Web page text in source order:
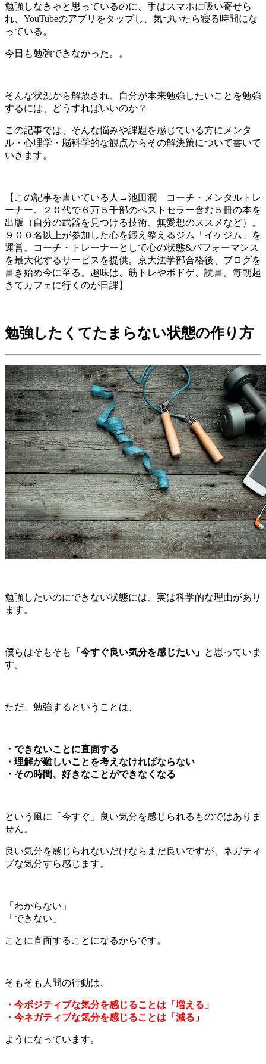
勉強しなきゃと思っているのに、手はスマホに吸い寄せら
れ、YouTubeのアプリをタップし、気づいたら寝る時間にな
っている。
今日も勉強できなかった。。
そんな状況から解放され、自分が本来勉強したいことを勉強
するには、どうすればいいのか？
この記事では、そんな悩みや課題を感じている方にメンタ
ル・心理学・脳科学的な観点からその解決策について書いて
いきます。
【この記事を書いている人→池田潤 コーチ・メンタルトレ
ーナー。２０代で６万５千部のベストセラー含む５冊の本を
出版（自分の武器を見つける技術、無愛想のススメなど）。
９００名以上が参加した心を鍛え整えるジム「イケジム」を
運営。コーチ・トレーナーとして心の状態&パフォーマンス
を最大化するサービスを提供。京大法学部合格後、ブログを
書き始め今に至る。趣味は、筋トレやボドゲ、読書。毎朝起
きてカフェに行くのが日課】
勉強したくてたまらない状態の作り方
勉強したいのにできない状態には、実は科学的な理由があり
ます。
僕らはそもそも 「今すぐ良い気分を感じたい」 と思っていま
す。
ただ、勉強するということは、
・できないことに直面する
・理解が難しいことを考えなければならない
・その時間、好きなことができなくなる
という風に「今すぐ」良い気分を感じられるものではありま
せん。
良い気分を感じられないだけならまだ良いですが、ネガティ
ブな気分すら感じます。
「わからない」
「できない」
ことに直面することになるからです。
そもそも人間の行動は、
・今ポジティブな気分を感じることは「増える」
・今ネガティブな気分を感じることは「減る」
ようになっています。